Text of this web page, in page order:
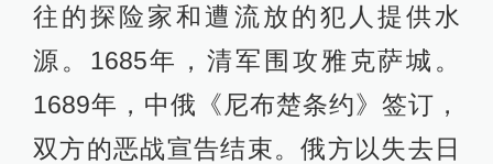
往的探险家和遭流放的犯人提供水
源。1685年，清军围攻雅克萨城。
1689年，中俄《尼布楚条约》签订，
双方的恶战宣告结束。俄方以失去日